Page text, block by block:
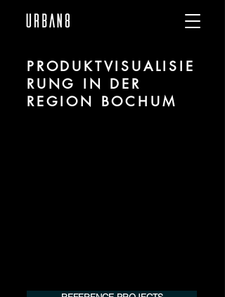
PRODUKTVISUALISIE
RUNG IN DER
REGION BOCHUM